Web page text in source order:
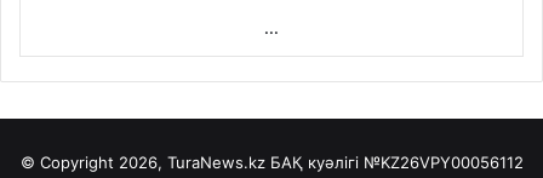
...
© Copyright 2026, TuraNews.kz БАҚ куәлігі №KZ26VPY00056112